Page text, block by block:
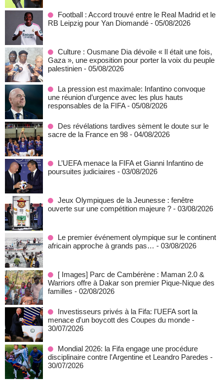
Football : Accord trouvé entre le Real Madrid et le
RB Leipzig pour Yan Diomandé - 05/08/2026
Culture : Ousmane Dia dévoile « Il était une fois,
Gaza », une exposition pour porter la voix du peuple
palestinien - 05/08/2026
La pression est maximale: Infantino convoque
une réunion d’urgence avec les plus hauts
responsables de la FIFA - 05/08/2026
Des révélations tardives sèment le doute sur le
sacre de la France en 98 - 04/08/2026
L’UEFA menace la FIFA et Gianni Infantino de
poursuites judiciaires - 03/08/2026
Jeux Olympiques de la Jeunesse : fenêtre
ouverte sur une compétition majeure ? - 03/08/2026
Le premier événement olympique sur le continent
africain approche à grands pas… - 03/08/2026
[ Images] Parc de Cambérène : Maman 2.0 &
Warriors offre à Dakar son premier Pique-Nique des
familles - 02/08/2026
Investisseurs privés à la Fifa: l'UEFA sort la
menace d'un boycott des Coupes du monde -
30/07/2026
Mondial 2026: la Fifa engage une procédure
disciplinaire contre l'Argentine et Leandro Paredes -
30/07/2026